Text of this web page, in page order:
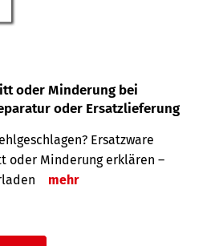
oder Minderung bei
oder Ersatzlieferung
Ersatzware
oder Minderung erklären –
mehr